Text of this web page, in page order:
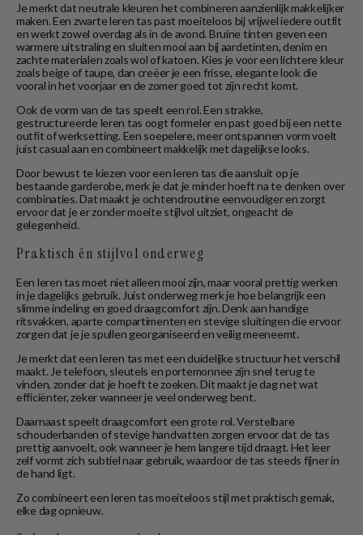
Je merkt dat neutrale kleuren het combineren aanzienlijk makkelijker
maken. Een zwarte leren tas past moeiteloos bij vrijwel iedere outfit
en werkt zowel overdag als in de avond. Bruine tinten geven een
warmere uitstraling en sluiten mooi aan bij aardetinten, denim en
zachte materialen zoals wol of katoen. Kies je voor een lichtere kleur
zoals beige of taupe, dan creëer je een frisse, elegante look die
vooral in het voorjaar en de zomer goed tot zijn recht komt.
Ook de vorm van de tas speelt een rol. Een strakke,
gestructureerde leren tas oogt formeler en past goed bij een nette
outfit of werksetting. Een soepelere, meer ontspannen vorm voelt
juist casual aan en combineert makkelijk met dagelijkse looks.
Door bewust te kiezen voor een leren tas die aansluit op je
bestaande garderobe, merk je dat je minder hoeft na te denken over
combinaties. Dat maakt je ochtendroutine eenvoudiger en zorgt
ervoor dat je er zonder moeite stijlvol uitziet, ongeacht de
gelegenheid.
Praktisch én stijlvol onderweg
Een leren tas moet niet alleen mooi zijn, maar vooral prettig werken
in je dagelijks gebruik. Juist onderweg merk je hoe belangrijk een
slimme indeling en goed draagcomfort zijn. Denk aan handige
ritsvakken, aparte compartimenten en stevige sluitingen die ervoor
zorgen dat je je spullen georganiseerd en veilig meeneemt.
Je merkt dat een leren tas met een duidelijke structuur het verschil
maakt. Je telefoon, sleutels en portemonnee zijn snel terug te
vinden, zonder dat je hoeft te zoeken. Dit maakt je dag net wat
efficiënter, zeker wanneer je veel onderweg bent.
Daarnaast speelt draagcomfort een grote rol. Verstelbare
schouderbanden of stevige handvatten zorgen ervoor dat de tas
prettig aanvoelt, ook wanneer je hem langere tijd draagt. Het leer
zelf vormt zich subtiel naar gebruik, waardoor de tas steeds fijner in
de hand ligt.
Zo combineert een leren tas moeiteloos stijl met praktisch gemak,
elke dag opnieuw.